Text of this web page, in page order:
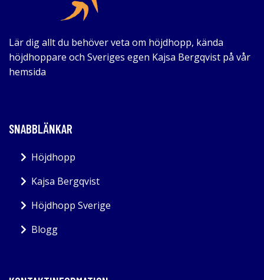
Lär dig allt du behöver veta om höjdhopp, kända
höjdhoppare och Sveriges egen Kajsa Bergqvist på vår
hemsida
SNABBLÄNKAR
Höjdhopp
Kajsa Bergqvist
Höjdhopp Sverige
Blogg